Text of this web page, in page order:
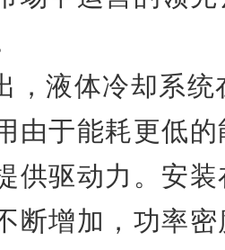
，液体冷却系
由于能耗更低
供驱动力。安
断增加，功率